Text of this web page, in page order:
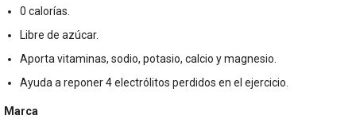
0 calorías.
Libre de azúcar.
Aporta vitaminas, sodio, potasio, calcio y magnesio.
Ayuda a reponer 4 electrólitos perdidos en el ejercicio.
Marca